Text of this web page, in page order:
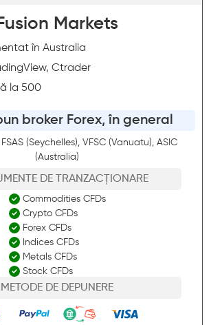
Markets
în Australia
Ctrader
la 500
broker Forex, în general
(Seychelles), VFSC (Vanuatu), ASIC
(Australia)
DE TRANZACȚIONARE
Commodities CFDs
Crypto CFDs
Forex CFDs
Indices CFDs
Metals CFDs
Stock CFDs
METODE DE DEPUNERE